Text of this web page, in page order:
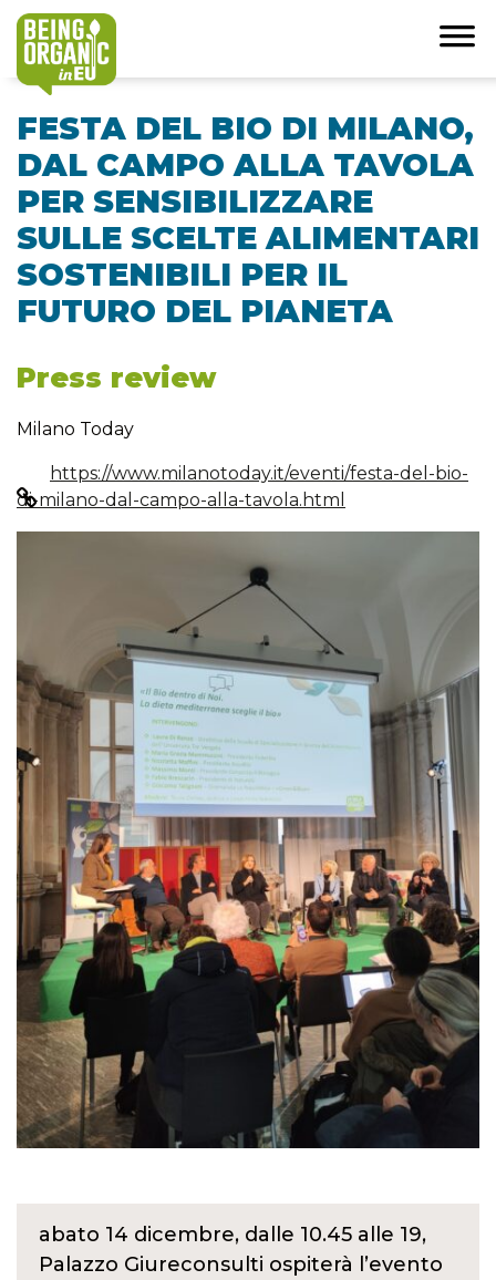
FESTA DEL BIO DI MILANO,
DAL CAMPO ALLA TAVOLA
PER SENSIBILIZZARE
SULLE SCELTE ALIMENTARI
SOSTENIBILI PER IL
FUTURO DEL PIANETA
Press review
Milano Today
https://www.milanotoday.it/eventi/festa-del-bio-
di-milano-dal-campo-alla-tavola.html
abato 14 dicembre, dalle 10.45 alle 19,
Palazzo Giureconsulti ospiterà l’evento